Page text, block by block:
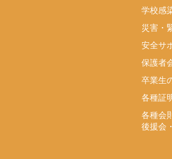
学校感
災害・
安全サ
保護者
卒業生
各種証
各種会
後援会